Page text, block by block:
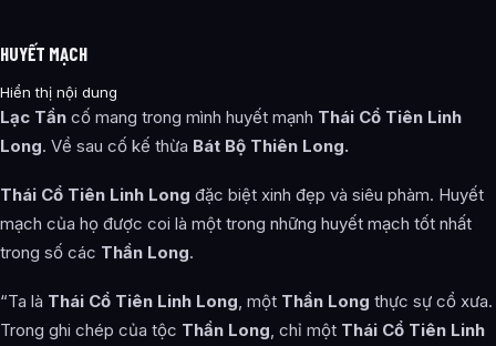
HUYẾT MẠCH
Hiển thị nội dung
Lạc Tần cố mang trong mình huyết mạnh Thái Cổ Tiên Linh
Long. Về sau cố kế thừa Bát Bộ Thiên Long.
Thái Cổ Tiên Linh Long đặc biệt xinh đẹp và siêu phàm. Huyết
mạch của họ được coi là một trong những huyết mạch tốt nhất
trong số các Thần Long.
“Ta là Thái Cổ Tiên Linh Long , một Thần Long thực sự cổ xưa.
Trong ghi chép của tộc Thần Long , chỉ một Thái Cổ Tiên Linh